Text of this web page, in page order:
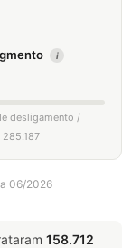
i
desligamento /
06/2026
158.712